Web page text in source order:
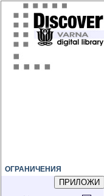
ОГРАНИЧЕНИЯ